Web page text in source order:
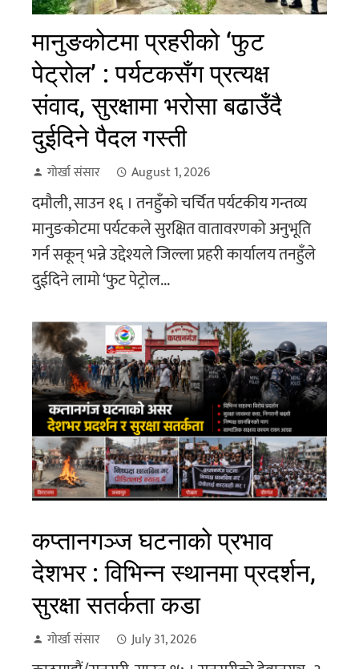
मानुङकोटमा प्रहरीको ‘फुट
पेट्रोल’ : पर्यटकसँग प्रत्यक्ष
संवाद, सुरक्षामा भरोसा बढाउँदै
दुईदिने पैदल गस्ती
गोर्खा संसार August 1, 2026
दमौली, साउन १६ । तनहुँको चर्चित पर्यटकीय गन्तव्य
मानुङकोटमा पर्यटकले सुरक्षित वातावरणको अनुभूति
गर्न सकून् भन्ने उद्देश्यले जिल्ला प्रहरी कार्यालय तनहुँले
दुईदिने लामो ‘फुट पेट्रोल...
कप्तानगञ्ज घटनाको प्रभाव
देशभर : विभिन्न स्थानमा प्रदर्शन,
सुरक्षा सतर्कता कडा
गोर्खा संसार July 31, 2026